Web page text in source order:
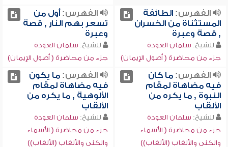
الفهرس:الطائفة
المستثناة من الخسران
, قصة وعبرة
للشيخ: سلمان العودة
جزء من محاضرة ( أصول الإيمان)
الفهرس:أول من
تسعر بهم النار , قصة
وعبرة
للشيخ: سلمان العودة
جزء من محاضرة ( أصول الإيمان)
الفهرس:ما كان
فيه مضاهاة لمقام
النبوة , ما يكره من
الألقاب
للشيخ: سلمان العودة
جزء من محاضرة ( الأسماء
والكنى والألقاب (الألقاب))
الفهرس:ما يكون
فيه مضاهاة لمقام
الألوهية , ما يكره من
الألقاب
للشيخ: سلمان العودة
جزء من محاضرة ( الأسماء
والكنى والألقاب (الألقاب))